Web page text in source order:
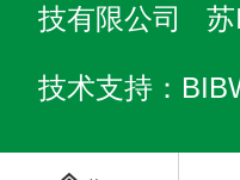
技有限公司
技术支持：